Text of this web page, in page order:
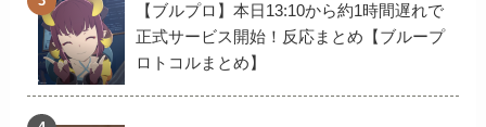
【ブルプロ】本日13:10から約1時間遅れで
正式サービス開始！反応まとめ【ブループ
ロトコルまとめ】